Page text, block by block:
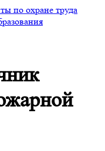
по охране труда